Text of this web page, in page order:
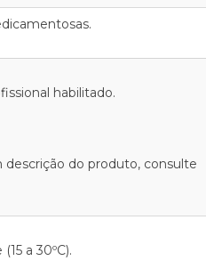
habilitado.
descrição do produto, consulte
a 30ºC).